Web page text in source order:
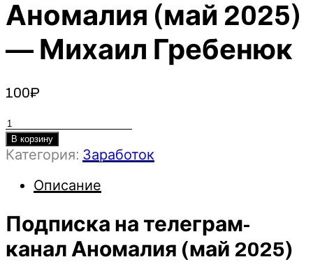
Аномалия (май 2025)
— Михаил Гребенюк
100₽
Количество
товара
Подписка
телеграм-
Аномалия
(май
2025)
В корзину
Категория: Заработок
Описание
Подписка на телеграм-
канал Аномалия (май 2025)